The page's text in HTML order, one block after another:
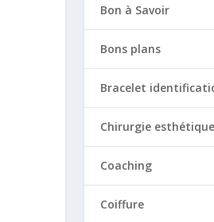
Bon à Savoir
Bons plans
Bracelet
Chirurgie esthétique
Coaching
Coiffure